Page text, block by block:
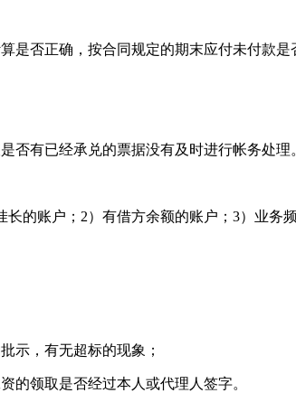
是否正确，按合同规定的期末应付未付款是
否有已经承兑的票据没有及时进行帐务处理
的账户；2）有借方余额的账户；3）业务
示，有无超标的现象；
的领取是否经过本人或代理人签字。